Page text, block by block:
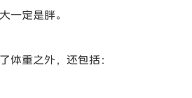
一定是胖。
体重之外，还包括：